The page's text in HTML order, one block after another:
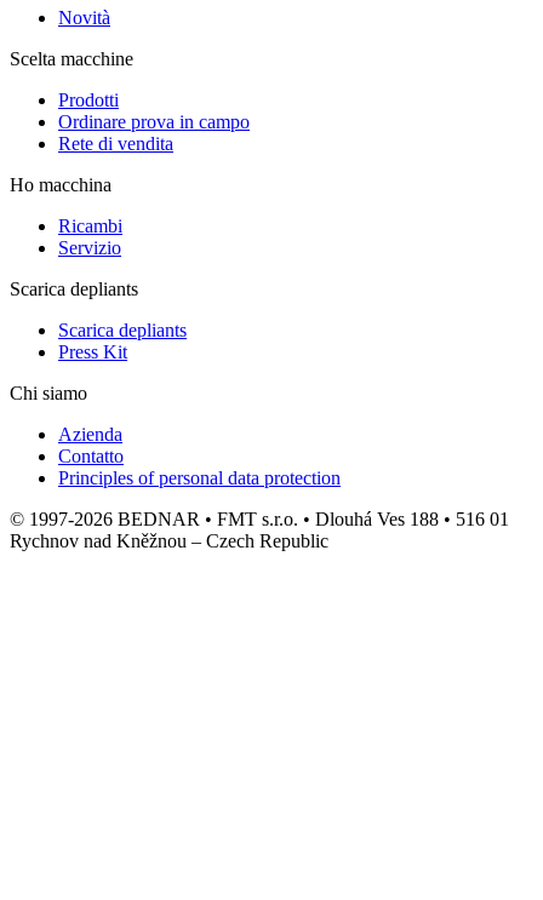
Novità
Scelta macchine
Prodotti
Ordinare prova in campo
Rete di vendita
Ho macchina
Ricambi
Servizio
Scarica depliants
Scarica depliants
Press Kit
Chi siamo
Azienda
Contatto
Principles of personal data protection
© 1997-2026 BEDNAR • FMT s.r.o. • Dlouhá Ves 188 • 516 01
Rychnov nad Kněžnou – Czech Republic